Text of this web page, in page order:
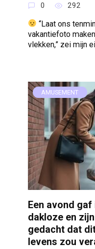
0 292
“Laat ons
vakantiefoto
vlekken,” zei mijn
AMUSEMENT
Een avond
dakloze en
gedacht dat
levens zou